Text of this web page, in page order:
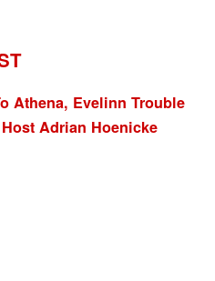
Athena, Evelinn Trouble
Adrian Hoenicke